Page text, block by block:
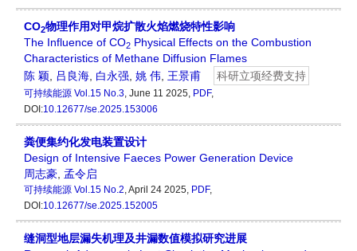
CO2物理作用对甲烷扩散火焰燃烧特性影响
The Influence of CO2 Physical Effects on the Combustion
Characteristics of Methane Diffusion Flames
陈 颖
吕良海 白永强 姚 伟 王景甫 科研立项经费支持
可持续能源 Vol.15 No.3, June 11 2025, PDF,
DOI:10.12677/se.2025.153006
粪便集约化发电装置设计
Design of Intensive Faeces Power Generation Device
周志豪 孟令启
可持续能源 Vol.15 No.2, April 24 2025, PDF,
DOI:10.12677/se.2025.152005
缝洞型地层漏失机理及井漏数值模拟研究进展